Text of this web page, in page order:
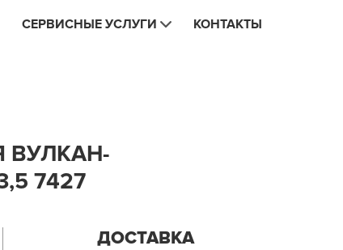
СЕРВИСНЫЕ УСЛУГИ КОНТАКТЫ
ВУЛКАН-
7427
ДОСТАВКА